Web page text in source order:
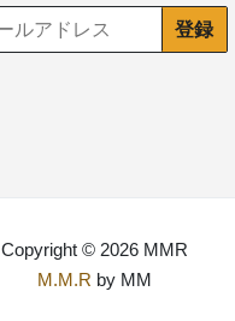
Copyright © 2026 MMR
M.M.R by MM